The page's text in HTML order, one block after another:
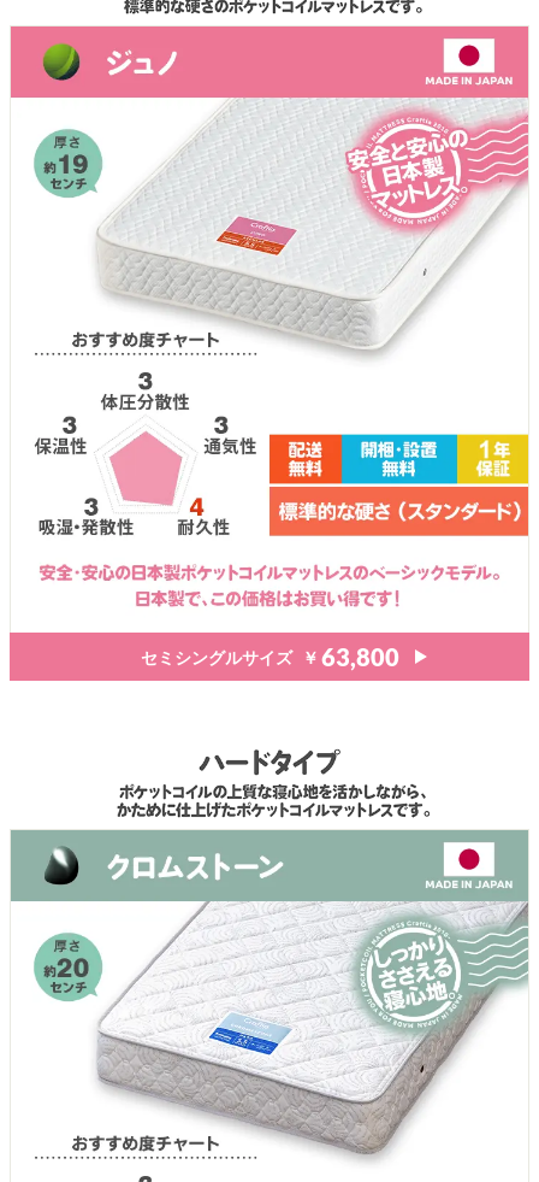
セミシングルサイズ ￥